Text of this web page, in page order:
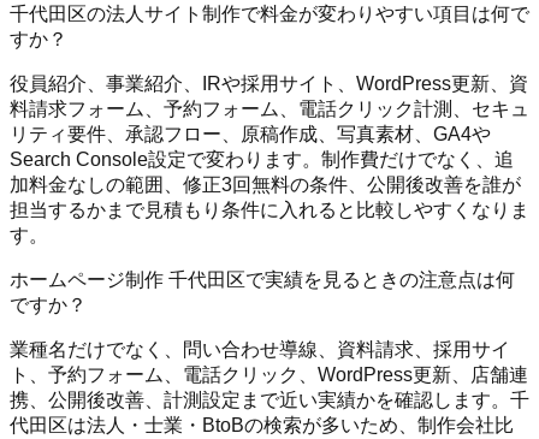
千代田区の法人サイト制作で料金が変わりやすい項目は何で
すか？
役員紹介、事業紹介、IRや採用サイト、WordPress更新、資
料請求フォーム、予約フォーム、電話クリック計測、セキュ
リティ要件、承認フロー、原稿作成、写真素材、GA4や
Search Console設定で変わります。制作費だけでなく、追
加料金なしの範囲、修正3回無料の条件、公開後改善を誰が
担当するかまで見積もり条件に入れると比較しやすくなりま
す。
ホームページ制作 千代田区で実績を見るときの注意点は何
ですか？
業種名だけでなく、問い合わせ導線、資料請求、採用サイ
ト、予約フォーム、電話クリック、WordPress更新、店舗連
携、公開後改善、計測設定まで近い実績かを確認します。千
代田区は法人・士業・BtoBの検索が多いため、制作会社比